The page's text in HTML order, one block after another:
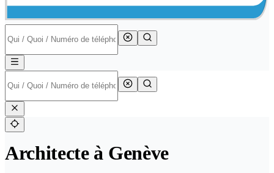
Architecte à Genève